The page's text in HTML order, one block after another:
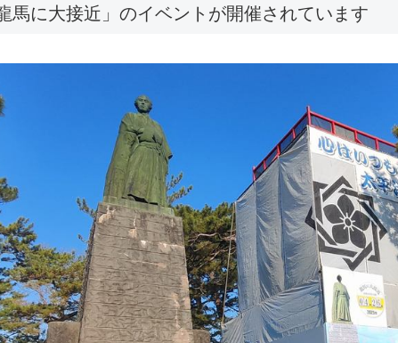
馬に大接近」のイベントが開催されています